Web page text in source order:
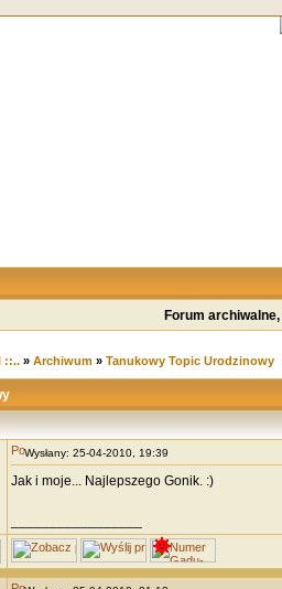
Forum
::..» Archiwum» Tanukowy Topic Urodzinowy
Wysłany: 25-04-2010, 19:39
Jak i moje... Najlepszego Gonik. :)